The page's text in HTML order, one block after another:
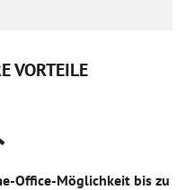
VORTEILE
Office-Möglichkeit bis zu